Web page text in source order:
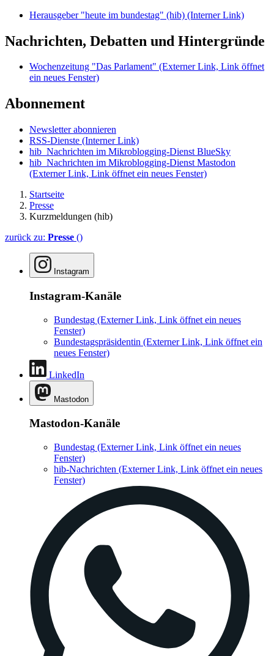
Herausgeber "heute im bundestag" (hib) (Interner Link)
Nachrichten, Debatten und Hintergründe
Wochenzeitung "Das Parlament" (Externer Link, Link öffnet
ein neues Fenster)
Abonnement
Newsletter abonnieren
RSS-Dienste (Interner Link)
hib_Nachrichten im Mikroblogging-Dienst BlueSky
hib_Nachrichten im Mikroblogging-Dienst Mastodon
(Externer Link, Link öffnet ein neues Fenster)
Startseite
Presse
Kurzmeldungen (hib)
zurück zu: Presse ()
Instagram
Instagram-Kanäle
Bundestag (Externer Link, Link öffnet ein neues
Fenster)
Bundestagspräsidentin (Externer Link, Link öffnet ein
neues Fenster)
LinkedIn
Mastodon
Mastodon-Kanäle
Bundestag (Externer Link, Link öffnet ein neues
Fenster)
hib-Nachrichten (Externer Link, Link öffnet ein neues
Fenster)